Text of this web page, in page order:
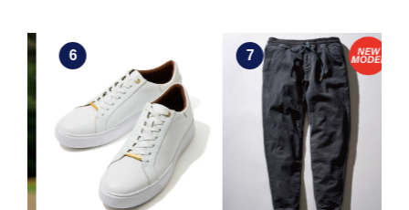
6 7